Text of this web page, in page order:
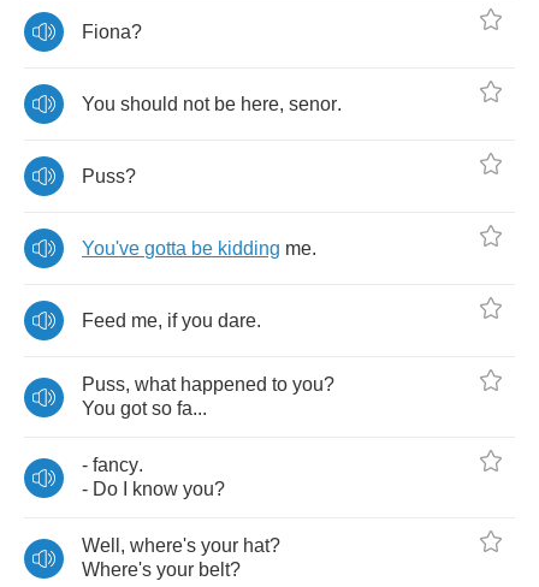
Fiona?
You should not be here, senor.
Puss?
You've gotta be kidding me.
Feed me, if you dare.
Puss, what happened to you?
You got so fa...
- fancy.
- Do know you?
Well , where's your hat?
Where's your belt?